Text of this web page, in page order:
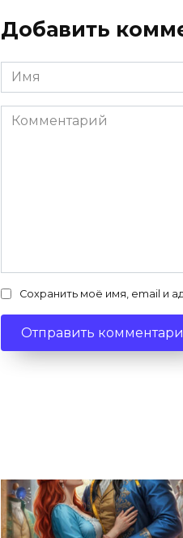
Добавить
Имя
*
Комментарий
Сохранить моё имя, email и